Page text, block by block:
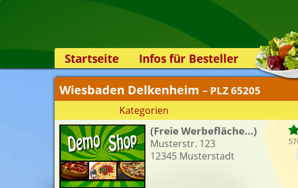
Startseite
Infos für Besteller
Lieferservice-App
Weiterempfehlen
Newsletter
Sicherheit
Kontakt
Wiesbaden Delkenheim – PLZ 65205
Kategorien
(Freie Werbefläche...)
Musterstr. 123
12345 Musterstadt